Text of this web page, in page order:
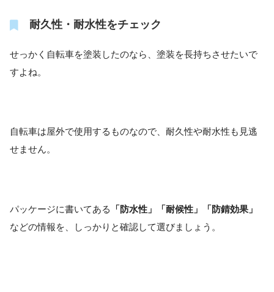
耐久性・耐水性をチェック
せっかく自転車を塗装したのなら、塗装を長持ちさせたいで
すよね。
自転車は屋外で使用するものなので、耐久性や耐水性も見逃
せません。
パッケージに書いてある
「防水性」「耐候性」「防錆効果」
などの情報を、しっかりと確認して選びましょう。